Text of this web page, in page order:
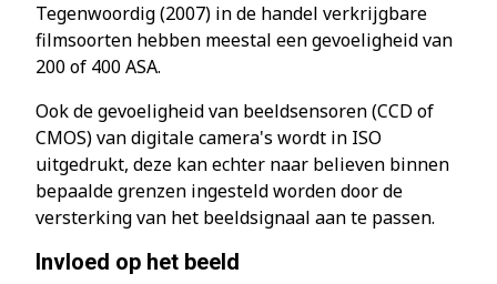
Tegenwoordig (2007) in de handel verkrijgbare
filmsoorten hebben meestal een gevoeligheid van
200 of 400 ASA.
Ook de gevoeligheid van beeldsensoren (CCD of
CMOS) van digitale camera's wordt in ISO
uitgedrukt, deze kan echter naar believen binnen
bepaalde grenzen ingesteld worden door de
versterking van het beeldsignaal aan te passen.
Invloed op het beeld